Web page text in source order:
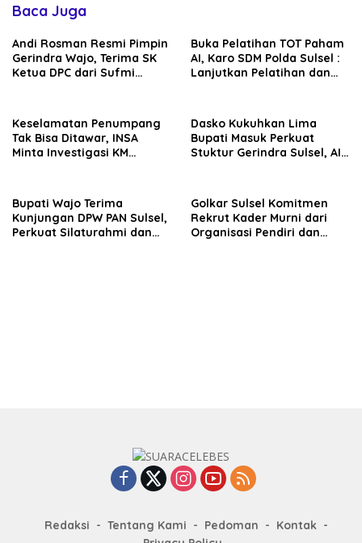
Baca Juga
Andi Rosman Resmi Pimpin
Gerindra Wajo, Terima SK
Ketua DPC dari Sufmi
Buka Pelatihan TOT Paham
AI, Karo SDM Polda Sulsel :
Lanjutkan Pelatihan dan
Keselamatan Penumpang
Tak Bisa Ditawar, INSA
Minta Investigasi KM
Dasko Kukuhkan Lima
Bupati Masuk Perkuat
Stuktur Gerindra Sulsel, AIA
Bupati Wajo Terima
Kunjungan DPW PAN Sulsel,
Perkuat Silaturahmi dan
Golkar Sulsel Komitmen
Rekrut Kader Murni dari
Organisasi Pendiri dan
Redaksi Tentang Kami Pedoman
Kontak